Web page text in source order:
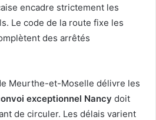
encadre strictement les
Le code de la route fixe les
des arrêtés
Meurthe-et-Moselle délivre les
exceptionnel Nancy doit
de circuler. Les délais varient